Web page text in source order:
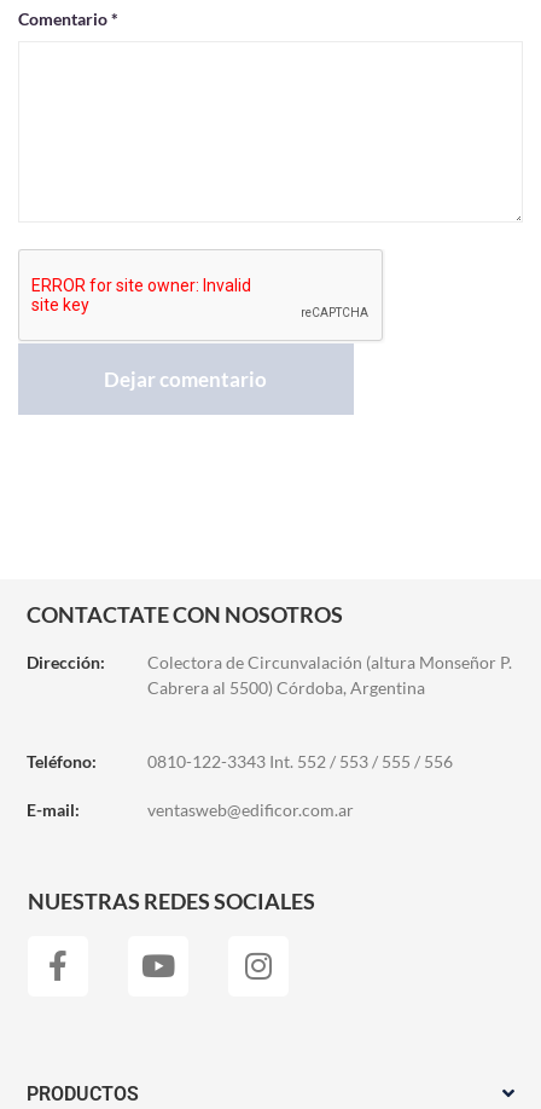
Comentario *
CONTACTATE CON NOSOTROS
Dirección:
Colectora de Circunvalación (altura Monseñor P.
Cabrera al 5500) Córdoba, Argentina
Teléfono: 0810-122-3343 Int. 552 / 553 / 555 / 556
E-mail: ventasweb@edificor.com.ar
NUESTRAS REDES SOCIALES
PRODUCTOS